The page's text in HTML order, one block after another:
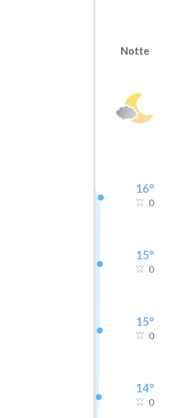
Notte
16°
0
15°
0
15°
0
14°
0